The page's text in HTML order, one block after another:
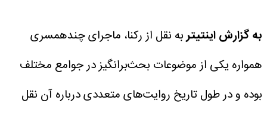
به گزارش اینتیتربه نقل از رکنا، ماجرای چندهمسری
همواره یکی از موضوعات بحث‌برانگیز در جوامع مختلف
بوده و در طول تاریخ روایت‌های متعددی درباره آن نقل